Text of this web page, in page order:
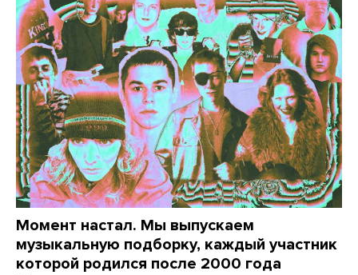
Момент настал. Мы выпускаем
музыкальную подборку, каждый участник
которой родился после 2000 года